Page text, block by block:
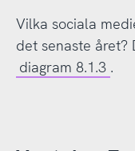
Vilka sociala
det senaste året?
diagram 8.1.3 .